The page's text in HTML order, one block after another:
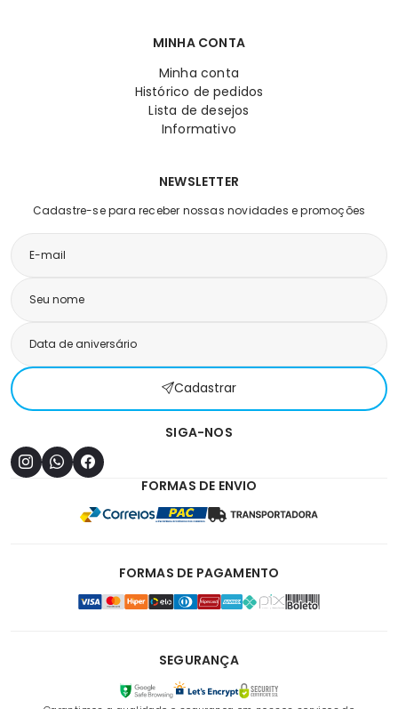
MINHA CONTA
Minha conta
Histórico de pedidos
Lista de desejos
Informativo
NEWSLETTER
Cadastre-se para receber nossas novidades e promoções
Cadastrar
SIGA-NOS
FORMAS DE ENVIO
FORMAS DE PAGAMENTO
SEGURANÇA